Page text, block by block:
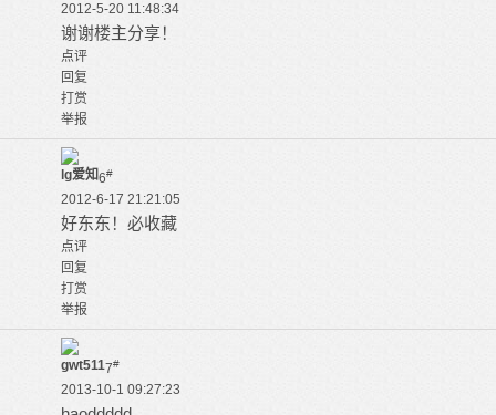
2012-5-20 11:48:34
谢谢楼主分享！
点评
回复
打赏
举报
lg爱知6#
2012-6-17 21:21:05
好东东！必收藏
点评
回复
打赏
举报
gwt5117#
2013-10-1 09:27:23